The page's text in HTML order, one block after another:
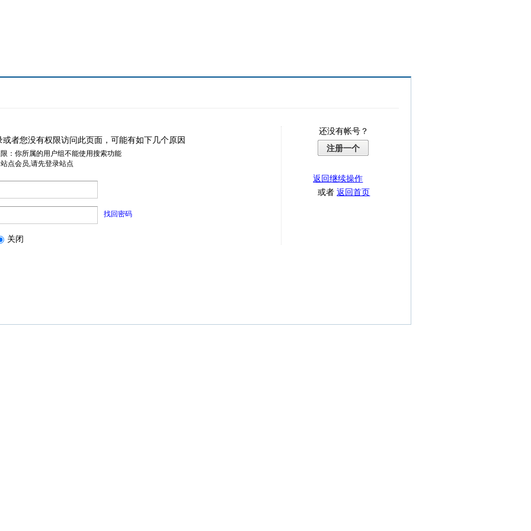
或者您没有权限访问此页面，可能有如下几个原因
：你所属的用户组不能使用搜索功能
点会员,请先登录站点
找回密码
关闭
还没有帐号？
注册一个
返回继续操作
或者返回首页